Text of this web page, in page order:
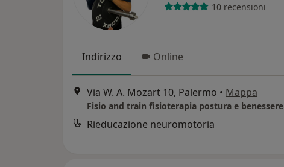
10 recensioni
Indirizzo Online
Via W. A. Mozart 10, Palermo • Mappa
Fisio and train fisioterapia postura e benessere
Rieducazione neuromotoria